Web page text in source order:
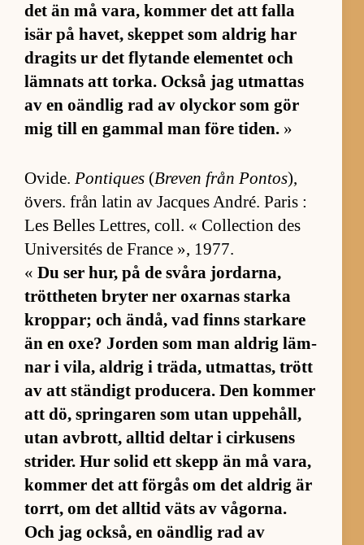
det än må va­ra, kom­mer det att falla
isär på ha­vet, skep­pet som ald­rig har
dra­gits ur det fly­tande ele­men­tet och
läm­nats att tor­ka. Också jag ut­mat­tas
av en oänd­lig rad av olyckor som gör
mig till en gam­mal man före ti­den. »
Ovi­de. Pontiques (Bre­ven från Pon­tos),
övers. från la­tin av Jac­ques André. Pa­ris :
Les Bel­les Lett­res, coll. « Col­lection des
Uni­ver­si­tés de France », 1977.
« Du ser hur, på de svåra jor­dar­na,
trött­he­ten bry­ter ner ox­ar­nas starka
krop­par; och än­då, vad finns star­kare
än en oxe? Jor­den som man ald­rig läm­
nar i vi­la, ald­rig i trä­da, ut­mat­tas, trött
av att stän­digt pro­du­ce­ra. Den kom­mer
att dö, spring­a­ren som utan uppe­håll,
utan av­brott, all­tid del­tar i cir­ku­sens
stri­der. Hur so­lid ett skepp än må va­ra,
kom­mer det att för­gås om det ald­rig är
torrt, om det all­tid väts av vå­gor­na.
Och jag ock­så, en oänd­lig rad av